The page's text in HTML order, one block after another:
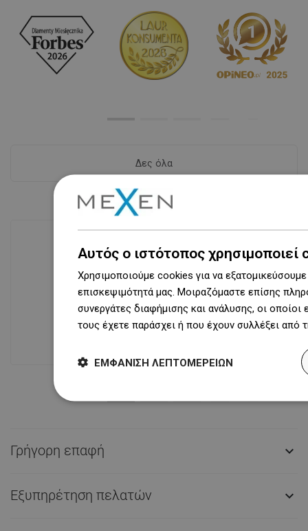
Δες όλα
Διαθεσιμότητα προϊόντων
Σύγχρονο κέντρο logistics επιφάνειας
31 000 m² με πάνω από 68 χιλιάδες
θέσεις παλετών παρέχει πάνω από 1
Γρήγορη επαφή 
Εξυπηρέτηση πελατών 
Αυτός ο ιστότοπος χρησιμοποιεί
Χρησιμοποιούμε cookies για να
επισκεψιμότητά μας. Μοιραζόμαστε επίσης
συνεργάτες διαφήμισης και ανάλυσης, οι
τους έχετε παράσχει ή που έχουν συλλέξει
ΕΜΦΆΝΙΣΗ ΛΕΠΤΟΜΕΡΕΙΏΝ